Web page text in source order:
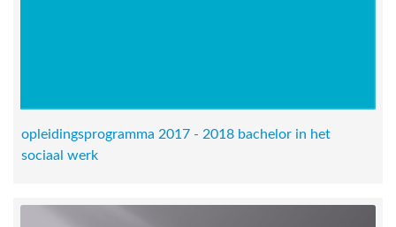
opleidingsprogramma 2017 - 2018 bachelor in het
sociaal werk